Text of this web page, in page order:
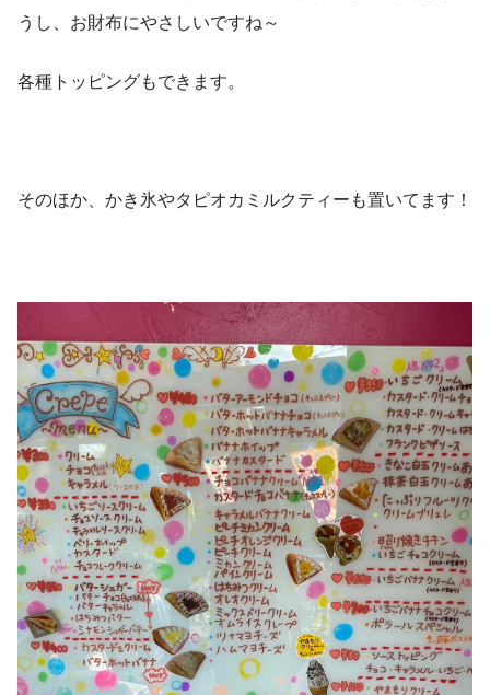
うし、お財布にやさしいですね～
各種トッピングもできます。
そのほか、かき氷やタピオカミルクティーも置いてます！